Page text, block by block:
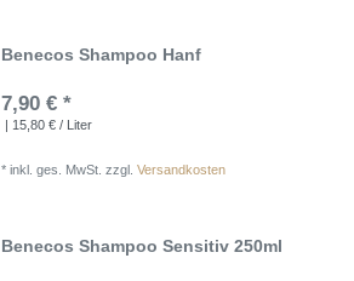
Benecos Shampoo Hanf
7,90 € *
| 15,80 € / Liter
*inkl. ges. MwSt. zzgl.Versandkosten
Benecos Shampoo Sensitiv 250ml